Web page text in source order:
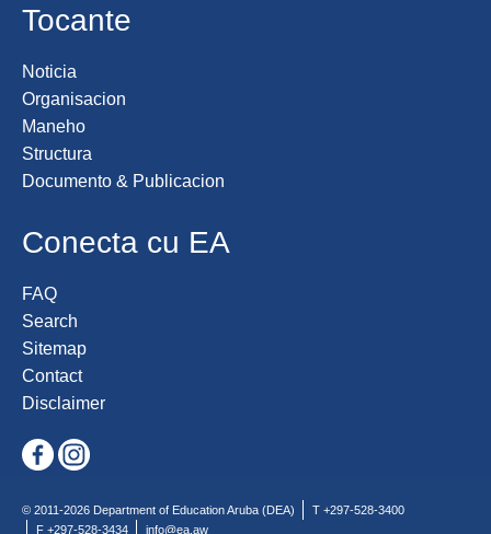
Tocante
Noticia
Organisacion
Maneho
Structura
Documento & Publicacion
Conecta cu EA
FAQ
Search
Sitemap
Contact
Disclaimer
© 2011-2026 Department of Education Aruba (DEA)
T +297-528-3400
F +297-528-3434
info@ea.aw